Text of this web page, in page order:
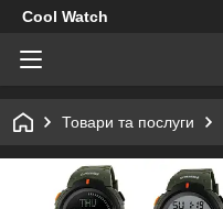
Cool Watch
Товари та послуги